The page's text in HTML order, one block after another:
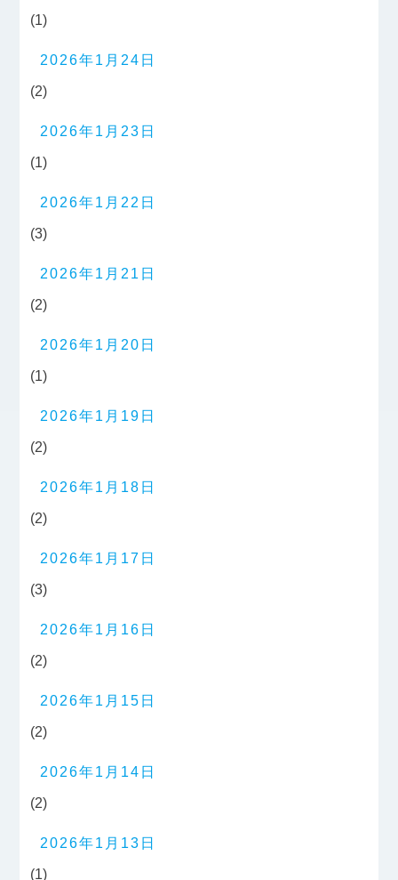
(1)
2026年1月24日
(2)
2026年1月23日
(1)
2026年1月22日
(3)
2026年1月21日
(2)
2026年1月20日
(1)
2026年1月19日
(2)
2026年1月18日
(2)
2026年1月17日
(3)
2026年1月16日
(2)
2026年1月15日
(2)
2026年1月14日
(2)
2026年1月13日
(1)